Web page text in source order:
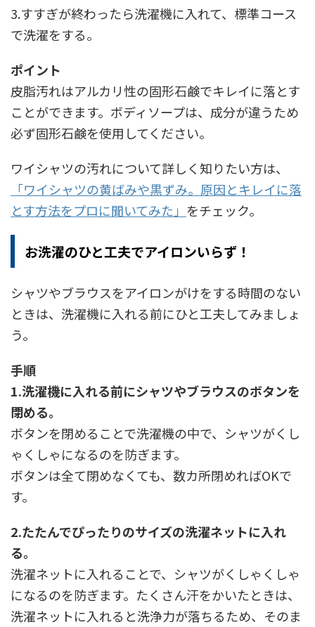
3.すすぎが終わったら洗濯機に入れて、標準コース
で洗濯をする。
ポイント
皮脂汚れはアルカリ性の固形石鹸でキレイに落とす
ことができます。ボディソープは、成分が違うため
必ず固形石鹸を使用してください。
ワイシャツの汚れについて詳しく知りたい方は、
「ワイシャツの黄ばみや黒ずみ。原因とキレイに落
とす方法をプロに聞いてみた」 をチェック。
お洗濯のひと工夫でアイロンいらず！
シャツやブラウスをアイロンがけをする時間のない
ときは、洗濯機に入れる前にひと工夫してみましょ
う。
手順
1.洗濯機に入れる前にシャツやブラウスのボタンを
閉める。
ボタンを閉めることで洗濯機の中で、シャツがくし
ゃくしゃになるのを防ぎます。
ボタンは全て閉めなくても、数カ所閉めればOKで
す。
2.たたんでぴったりのサイズの洗濯ネットに入れ
る。
洗濯ネットに入れることで、シャツがくしゃくしゃ
になるのを防ぎます。たくさん汗をかいたときは、
洗濯ネットに入れると洗浄力が落ちるため、そのま